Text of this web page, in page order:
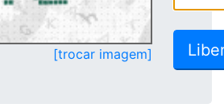
[trocar imagem]